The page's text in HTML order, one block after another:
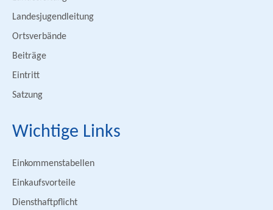
Landesjugendleitung
Ortsverbände
Beiträge
Eintritt
Satzung
Wichtige Links
Einkommenstabellen
Einkaufsvorteile
Diensthaftpflicht